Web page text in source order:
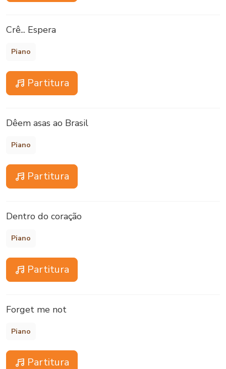
Crê... Espera
Piano
Partitura
Dêem asas ao Brasil
Piano
Partitura
Dentro do coração
Piano
Partitura
Forget me not
Piano
Partitura